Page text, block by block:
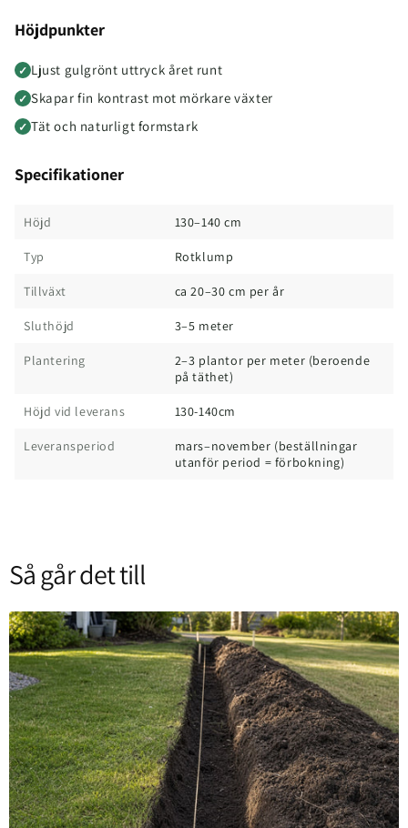
Höjdpunkter
✓ Ljust gulgrönt uttryck året runt
✓ Skapar fin kontrast mot mörkare växter
✓ Tät och naturligt formstark
Specifikationer
Höjd 130–140 cm
Typ Rotklump
Tillväxt ca 20–30 cm per år
Sluthöjd 3–5 meter
Plantering
2–3 plantor per meter (beroende
på täthet)
Höjd vid leverans 130-140cm
Leveransperiod
mars–november (beställningar
utanför period = förbokning)
Så går det till